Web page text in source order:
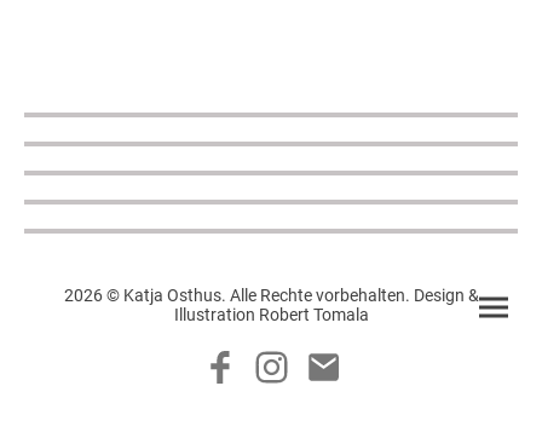
2026 © Katja Osthus. Alle Rechte vorbehalten. Design &
Illustration Robert Tomala